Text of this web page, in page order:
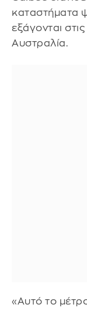
καταστήματα
εξάγονται
Αυστραλία.
«Αυτό το